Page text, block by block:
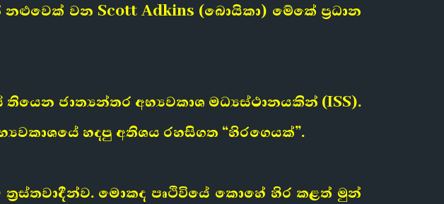
වන Scott Adkins (බොයිකා) මේකේ ප්‍රධාන
ජාත්‍යන්තර අභ්‍යවකාශ මධ්‍යස්ථානයකින් (ISS).
හදපු අතිශය රහසිගත “හිරගෙයක්”.
මොකද පෘථිවියේ කොහේ හිර කළත් මුන්